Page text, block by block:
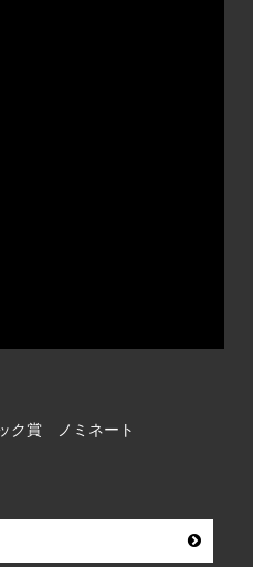
ク賞 ノミネート